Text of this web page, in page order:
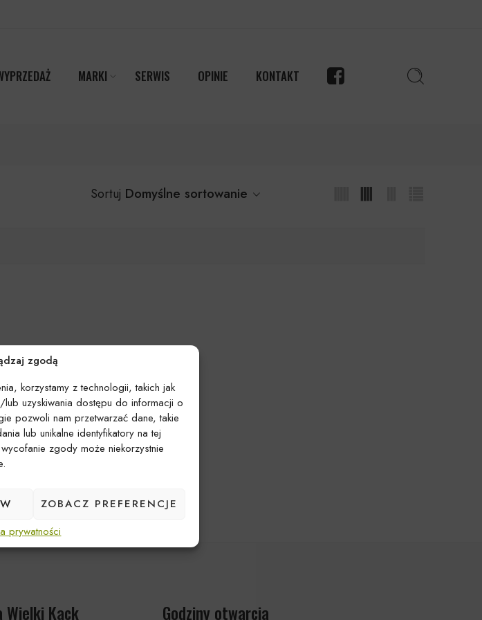
zgodą
korzystamy z technologii, takich jak
uzyskiwania dostępu do informacji o
pozwoli nam przetwarzać dane, takie
lub unikalne identyfikatory na tej
zgody może niekorzystnie
ZOBACZ PREFERENCJE
prywatności
MARKI SERWIS OPINIE KONTAKT
Sortuj Domyślne sortowanie
Wielki Kack Godziny otwarcia